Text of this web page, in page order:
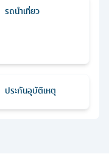
รถนำเที่ยว
ประกันอุบัติเหตุ